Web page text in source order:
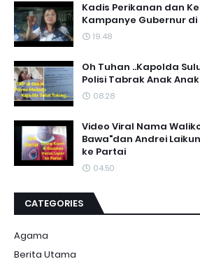
Kadis Perikanan dan
Kampanye Gubernur
19.48
Oh Tuhan ..Kapolda
Polisi Tabrak Anak
08.28
Video Viral Nama
Bawa"dan Andrei
ke Partai
04.50
CATEGORIES
Agama
Berita Utama